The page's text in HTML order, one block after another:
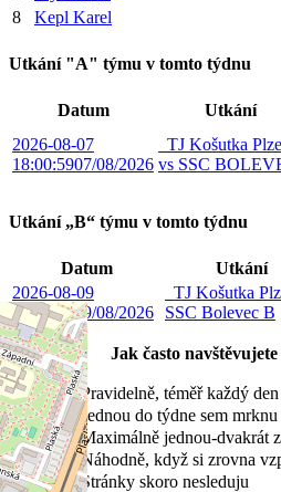
8
Kepl Karel
Utkání "A" týmu v tomto týdnu
Datum Utkání
2026-08-07
18:00:5907/08/2026
TJ Košutka
vs SSC
Utkání „B“ týmu v tomto týdnu
Datum Utkání
2026-08-09
13:00:5809/08/2026
TJ Košutka
SSC Bolevec B
Jak často
Pravidelně, téměř každý den
Jednou do týdne sem mrknu
Maximálně jednou-dvakrát
Náhodně, když si zrovna
Stránky skoro nesleduju